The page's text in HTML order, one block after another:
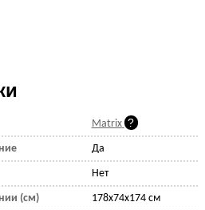
Matrix
Да
Нет
(см) 178x74x174 см